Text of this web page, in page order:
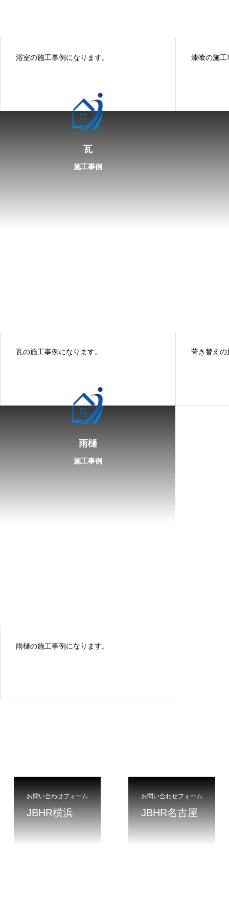
浴室の施工事例になります。 漆喰の施
瓦
施工事例
瓦の施工事例になります。 葺き替え
雨樋
施工事例
雨樋の施工事例になります。
お問い合わせフォーム
JBHR横浜
お問い合わせフォーム
JBHR名古屋